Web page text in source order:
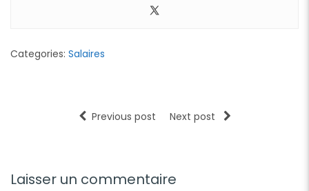
Categories: Salaires
Previous post Next post
Laisser un commentaire